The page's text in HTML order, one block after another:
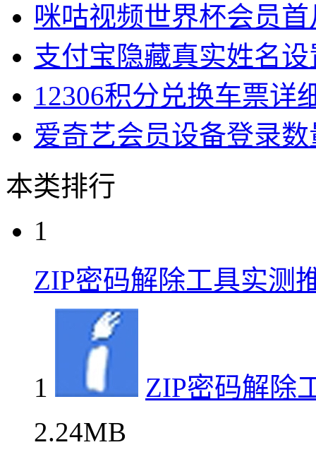
咪咕视频世界杯会员
支付宝隐藏真实姓名设
12306积分兑换车票详
爱奇艺会员设备登录数
本类排行
1
ZIP密码解除工具实测
1
ZIP密码解除
2.24MB